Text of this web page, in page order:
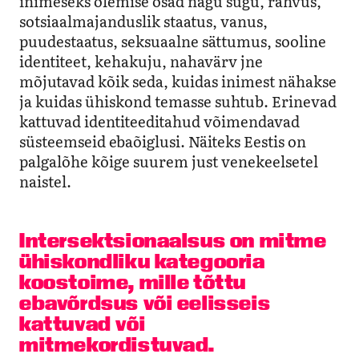
sotsiaalmajanduslik staatus, vanus,
puudestaatus, seksuaalne sättumus, sooline
identiteet, kehakuju, nahavärv jne
mõjutavad kõik seda, kuidas inimest nähakse
ja kuidas ühiskond temasse suhtub. Erinevad
kattuvad identiteeditahud võimendavad
süsteemseid ebaõiglusi. Näiteks Eestis on
palgalõhe kõige suurem just venekeelsetel
naistel.
Intersektsionaalsus on mitme
ühiskondliku kategooria
koostoime, mille tõttu
ebavõrdsus või eelisseis
kattuvad või
mitmekordistuvad.